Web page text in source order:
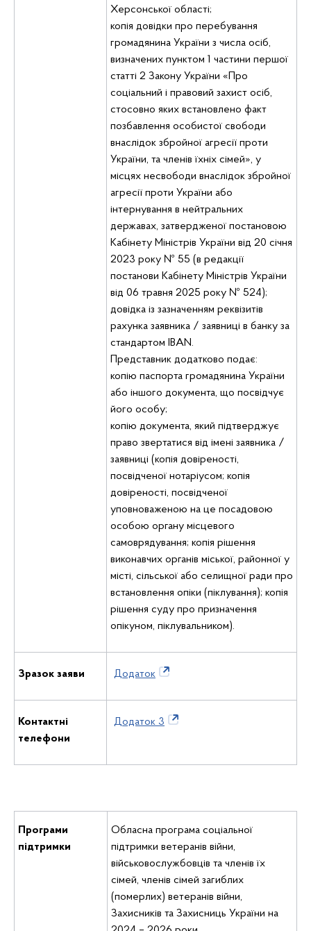
Херсонської області;
копія довідки про перебування
громадянина України з числа осіб,
визначених пунктом 1 частини першої
статті 2 Закону України «Про
соціальний і правовий захист осіб,
стосовно яких встановлено факт
позбавлення особистої свободи
внаслідок збройної агресії проти
України, та членів їхніх сімей», у
місцях несвободи внаслідок збройної
агресії проти України або
інтернування в нейтральних
державах, затвердженої постановою
Кабінету Міністрів України від 20 січня
2023 року № 55 (в редакції
постанови Кабінету Міністрів України
від 06 травня 2025 року № 524);
довідка із зазначенням реквізитів
рахунка заявника / заявниці в банку за
стандартом IBAN.
Представник додатково подає:
копію паспорта громадянина України
або іншого документа, що посвідчує
його особу;
копію документа, який підтверджує
право звертатися від імені заявника /
заявниці (копія довіреності,
посвідченої нотаріусом; копія
довіреності, посвідченої
уповноваженою на це посадовою
особою органу місцевого
самоврядування; копія рішення
виконавчих органів міської, районної у
місті, сільської або селищної ради про
встановлення опіки (піклування); копія
рішення суду про призначення
опікуном, піклувальником).
Зразок заяви Додаток
Контактні
телефони
Додаток 3
Програми
підтримки
Обласна програма соціальної
підтримки ветеранів війни,
військовослужбовців та членів їх
сімей, членів сімей загиблих
(померлих) ветеранів війни,
Захисників та Захисниць України на